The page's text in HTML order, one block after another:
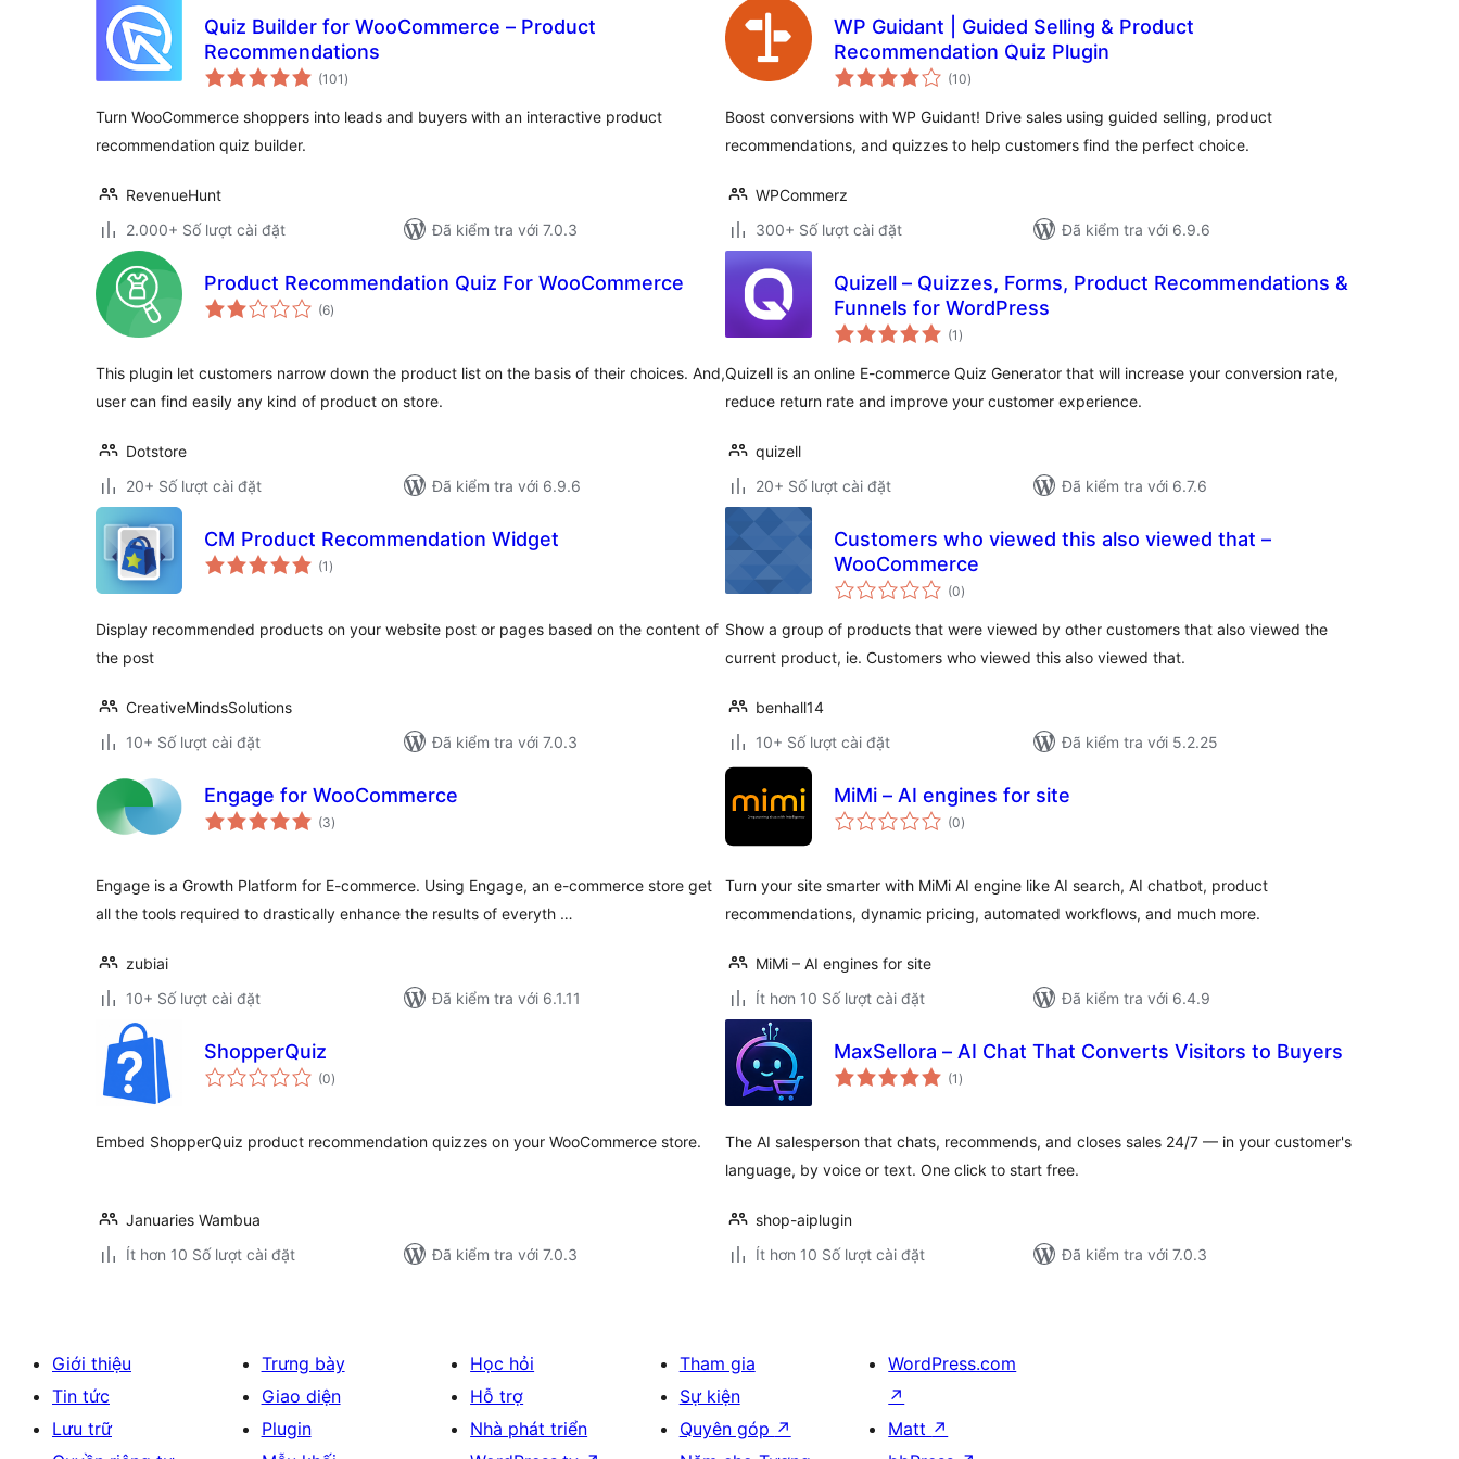
Quiz Builder for WooCommerce – Product
Recommendations
(101 tổng
đánh
)
Turn WooCommerce shoppers into leads and buyers with an interactive product
recommendation quiz builder.
RevenueHunt
2.000+ Số lượt cài đặt
Đã kiểm tra với 7.0.3
WP Guidant | Guided Selling & Product
Recommendation Quiz Plugin
(10tổng
đánh
)
Boost conversions with WP Guidant! Drive sales using guided selling, product
recommendations, and quizzes to help customers find the perfect choice.
WPCommerz
300+ Số lượt cài đặt
Đã kiểm tra với 6.9.6
Product Recommendation Quiz For WooCommerce
(6tổng
đánh
)
This plugin let customers narrow down the product list on the basis of their choices. And,
user can find easily any kind of product on store.
Dotstore
20+ Số lượt cài đặt
Đã kiểm tra với 6.9.6
Quizell – Quizzes, Forms, Product Recommendations &
Funnels for WordPress
(1 tổng
đánh
)
Quizell is an online E-commerce Quiz Generator that will increase your conversion rate,
reduce return rate and improve your customer experience.
quizell
20+ Số lượt cài đặt
Đã kiểm tra với 6.7.6
CM Product Recommendation Widget
(1 tổng
đánh
)
Display recommended products on your website post or pages based on the content of
the post
CreativeMindsSolutions
10+ Số lượt cài đặt
Đã kiểm tra với 7.0.3
Customers who viewed this also viewed that –
WooCommerce
(0tổng
đánh
)
Show a group of products that were viewed by other customers that also viewed the
current product, ie. Customers who viewed this also viewed that.
benhall14
10+ Số lượt cài đặt
Đã kiểm tra với 5.2.25
Engage for WooCommerce
(3tổng
đánh
)
Engage is a Growth Platform for E-commerce. Using Engage, an e-commerce store get
all the tools required to drastically enhance the results of everyth …
zubiai
10+ Số lượt cài đặt
Đã kiểm tra với 6.1.11
MiMi – AI engines for site
(0tổng
đánh
)
Turn your site smarter with MiMi AI engine like AI search, AI chatbot, product
recommendations, dynamic pricing, automated workflows, and much more.
MiMi – AI engines for site
Ít hơn 10 Số lượt cài đặt
Đã kiểm tra với 6.4.9
ShopperQuiz
(0tổng
đánh
)
Embed ShopperQuiz product recommendation quizzes on your WooCommerce store.
Januaries Wambua
Ít hơn 10 Số lượt cài đặt
Đã kiểm tra với 7.0.3
MaxSellora – AI Chat That Converts Visitors to Buyers
(1 tổng
đánh
)
The AI salesperson that chats, recommends, and closes sales 24/7 — in your customer's
language, by voice or text. One click to start free.
shop-aiplugin
Ít hơn 10 Số lượt cài đặt
Đã kiểm tra với 7.0.3
Giới thiệu
Tin tức
Lưu trữ
Trưng bày
Giao diện
Plugin
Học hỏi
Hỗ trợ
Nhà phát triển
Tham gia
Sự kiện
Quyên góp ↗
WordPress.com
↗
Matt ↗